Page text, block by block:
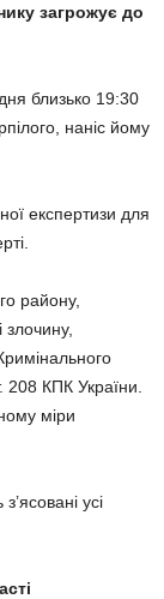
загрожує до
близько 19:30
наніс йому
експертизи для
району,
злочину,
208 КПК України.
міри
усі